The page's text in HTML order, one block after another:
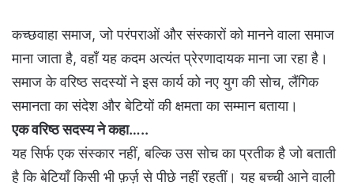
कच्छवाहा समाज, जो परंपराओं और संस्कारों को मानने वाला समाज
माना जाता है, वहाँ यह कदम अत्यंत प्रेरणादायक माना जा रहा है।
समाज के वरिष्ठ सदस्यों ने इस कार्य को नए युग की सोच, लैंगिक
समानता का संदेश और बेटियों की क्षमता का सम्मान बताया।
एक वरिष्ठ सदस्य ने कहा…..
यह सिर्फ एक संस्कार नहीं, बल्कि उस सोच का प्रतीक है जो बताती
है कि बेटियाँ किसी भी फ़र्ज़ से पीछे नहीं रहतीं। यह बच्ची आने वाली